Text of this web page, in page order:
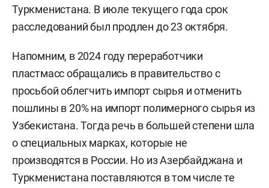
Туркменистана. В июле текущего года срок
расследований был продлен до 23 октября.
Напомним, в 2024 году переработчики
пластмасс обращались в правительство с
просьбой облегчить импорт сырья и отменить
пошлины в 20% на импорт полимерного сырья из
Узбекистана. Тогда речь в большей степени шла
о специальных марках, которые не
производятся в России. Но из Азербайджана и
Туркменистана поставляются в том числе те